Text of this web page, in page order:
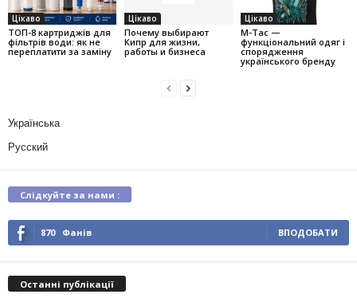
Цікаво
ТОП-8 картриджів для
фільтрів води: як не
переплатити за заміну
Цікаво
Почему выбирают
Кипр для жизни,
работы и бизнеса
Цікаво
M-Tac —
функціональний одяг і
спорядження
українського бренду
Українська
Русский
Слідкуйте за нами :
870 Фанів ВПОДОБАТИ
Останні публікації